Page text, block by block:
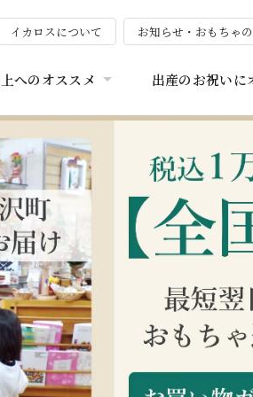
イカロスについて お知らせ・おもちゃ
へのオススメ 出産のお祝いに